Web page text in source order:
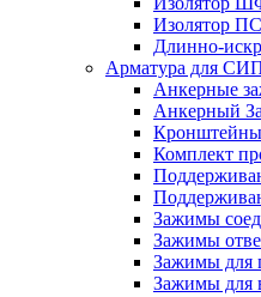
Изолятор
Длинно-
Арматура для
Анкерные
Анкерный
Комплект
Зажимы
Зажимы
Зажимы для
Зажимы для